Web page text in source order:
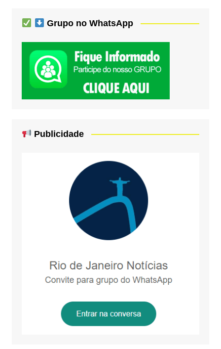
Grupo no WhatsApp
Publicidade